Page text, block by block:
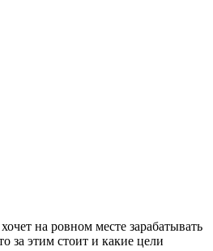
на ровном месте зарабатывать
за этим стоит и какие цели